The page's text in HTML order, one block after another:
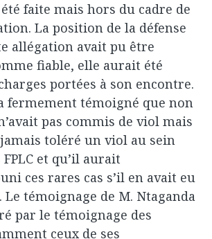
faite mais hors du cadre de
La position de la défense
allégation avait pu être
fiable, elle aurait été
portées à son encontre.
fermement témoigné que non
pas commis de viol mais
toléré un viol au sein
et qu’il aurait
ces rares cas s’il en avait eu
Le témoignage de M. Ntaganda
par le témoignage des
ceux de ses